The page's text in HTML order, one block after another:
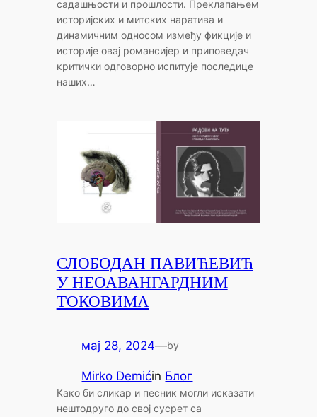
садашњости и прошлости. Преклапањем
историјских и митских наратива и
динамичним односом између фикције и
историје овај романсијер и приповедач
критички одговорно испитује последице
наших…
СЛОБОДАН ПАВИЋЕВИЋ
У НЕОАВАНГАРДНИМ
ТОКОВИМА
мај 28, 2024—by
Mirko Demićin Блог
Како би сликар и песник могли исказати
нештодруго до свој сусрет са